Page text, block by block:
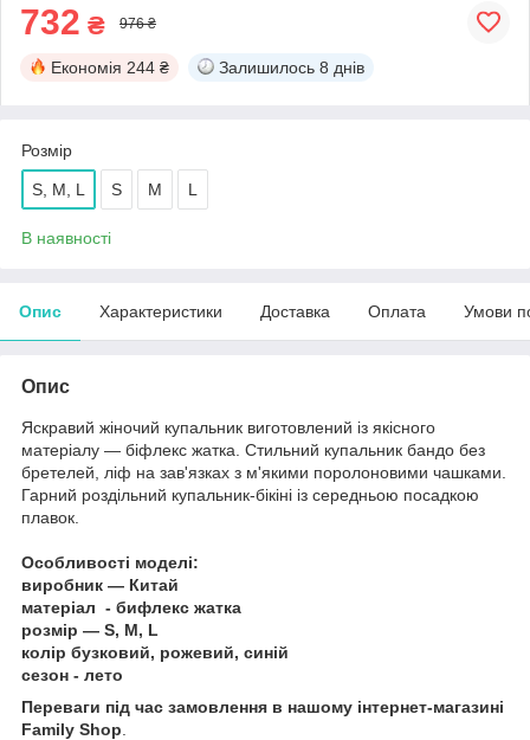
732 ₴ 976 ₴
Економія 244 ₴ Залишилось 8 днів
Розмір
S, M, L S M L
В наявності
Опис Характеристики Доставка Оплата Умови
Опис
Яскравий жіночий купальник виготовлений із якісного
матеріалу — біфлекс жатка. Стильний купальник бандо без
бретелей, ліф на зав'язках з м'якими поролоновими чашками.
Гарний роздільний купальник-бікіні із середньою посадкою
плавок.
Особливості моделі:
виробник — Китай
матеріал - бифлекс жатка
розмір — S, M, L
колір бузковий, рожевий, синій
сезон - лето
Переваги під час замовлення в нашому інтернет-магазині
Family Shop